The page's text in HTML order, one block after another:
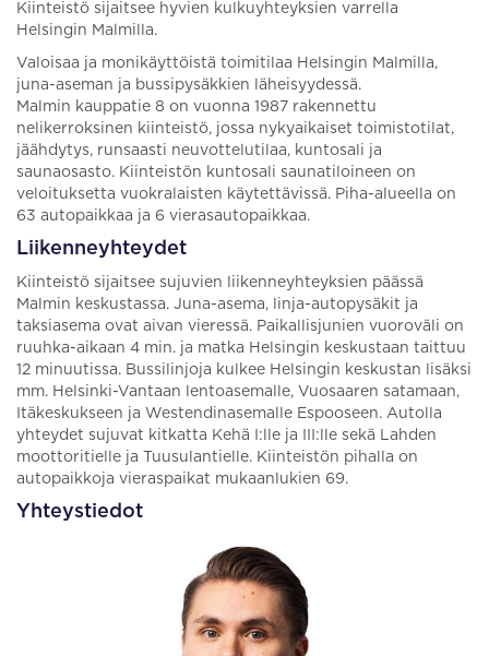
Kiinteistö sijaitsee hyvien kulkuyhteyksien varrella
Helsingin Malmilla.
Valoisaa ja monikäyttöistä toimitilaa Helsingin Malmilla,
juna-aseman ja bussipysäkkien läheisyydessä.
Malmin kauppatie 8 on vuonna 1987 rakennettu
nelikerroksinen kiinteistö, jossa nykyaikaiset toimistotilat,
jäähdytys, runsaasti neuvottelutilaa, kuntosali ja
saunaosasto. Kiinteistön kuntosali saunatiloineen on
veloituksetta vuokralaisten käytettävissä. Piha-alueella on
63 autopaikkaa ja 6 vierasautopaikkaa.
Liikenneyhteydet
Kiinteistö sijaitsee sujuvien liikenneyhteyksien päässä
Malmin keskustassa. Juna-asema, linja-autopysäkit ja
taksiasema ovat aivan vieressä. Paikallisjunien vuoroväli on
ruuhka-aikaan 4 min. ja matka Helsingin keskustaan taittuu
12 minuutissa. Bussilinjoja kulkee Helsingin keskustan lisäksi
mm. Helsinki-Vantaan lentoasemalle, Vuosaaren satamaan,
Itäkeskukseen ja Westendinasemalle Espooseen. Autolla
yhteydet sujuvat kitkatta Kehä I:lle ja III:lle sekä Lahden
moottoritielle ja Tuusulantielle. Kiinteistön pihalla on
autopaikkoja vieraspaikat mukaanlukien 69.
Yhteystiedot